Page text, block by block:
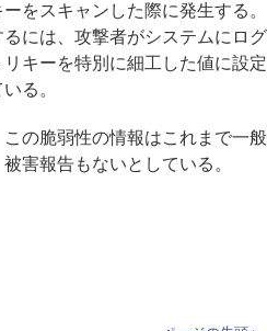
をスキャンした際に発生する。
には、攻撃者がシステムにログ
キーを特別に細工した値に設定
る。
の脆弱性の情報はこれまで一般
害報告もないとしている。